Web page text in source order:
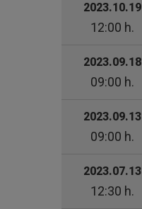
2023.10.19
12:00 h.
2023.09.18
09:00 h.
2023.09.13
09:00 h.
2023.07.13
12:30 h.